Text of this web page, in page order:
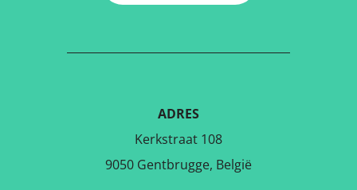
ADRES
Kerkstraat 108
9050 Gentbrugge, België